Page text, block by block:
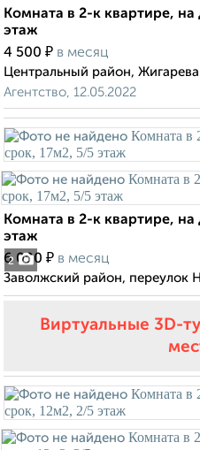
Комната в 2-к квартире,
этаж
4 500 ₽ в месяц
Центральный район,
Агентство, 12.05.2022
2
Комната в 2-к квартире,
этаж
6 000 ₽ в месяц
Заволжский район, переулок
Виртуальные 3D-